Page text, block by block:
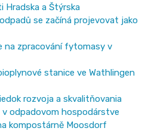
Hradska a Štýrska
se začíná projevovat jako
na zpracování fytomasy v
stanice ve Wathlingen
rozvoja a skvalitňovania
odpadovom hospodárstve
kompostárně Moosdorf